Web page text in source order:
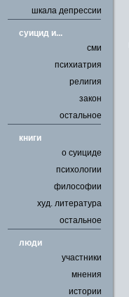
шкала депрессии
cуицид и...
сми
психиатрия
религия
закон
остальное
книги
о суициде
психологии
философии
худ. литература
остальное
люди
участники
мнения
истории